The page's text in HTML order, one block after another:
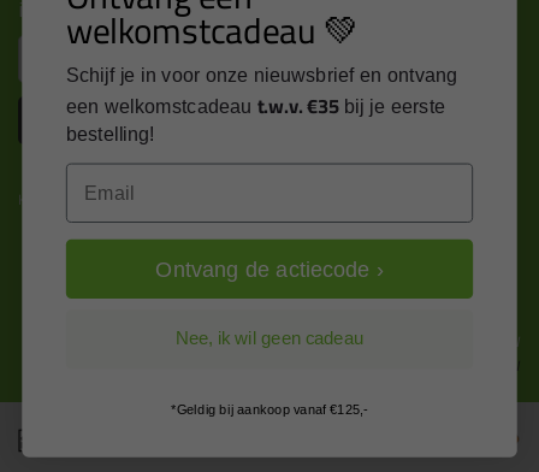
inbox
Inschrijven
Kitcentrum is trots op:
Alle prijzen zijn in EURO en excl. 21% BTW
wijzig naar incl. BTW
welkomstcadeau 💚
Schijf je in voor onze nieuwsbrief en ontvang
een welkomstcadeau t.w.v. €35 bij je eerste
bestelling!
Email
Ontvang de actiecode ›
Nee, ik wil geen cadeau
*Geldig bij aankoop vanaf €125,-